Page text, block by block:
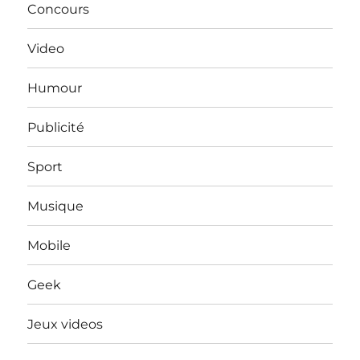
Concours
Video
Humour
Publicité
Sport
Musique
Mobile
Geek
Jeux videos